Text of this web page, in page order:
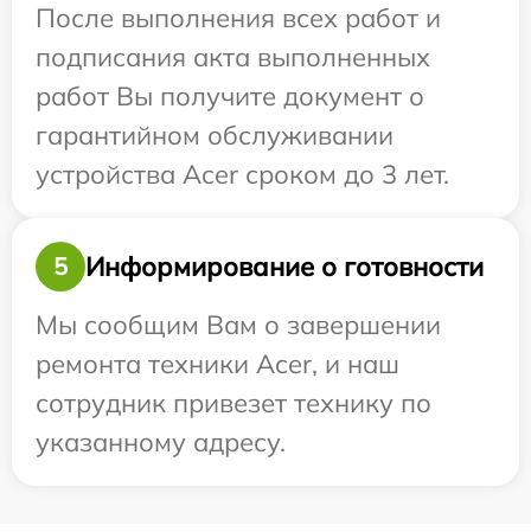
После выполнения всех работ и
подписания акта выполненных
работ Вы получите документ о
гарантийном обслуживании
устройства Acer сроком до 3 лет.
5
Информирование о готовности
Мы сообщим Вам о завершении
ремонта техники Acer, и наш
сотрудник привезет технику по
указанному адресу.